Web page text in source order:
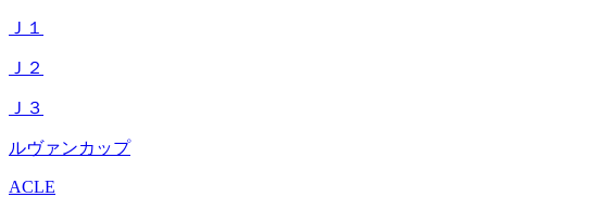
Ｊ１
Ｊ２
Ｊ３
ルヴァンカップ
ACLE